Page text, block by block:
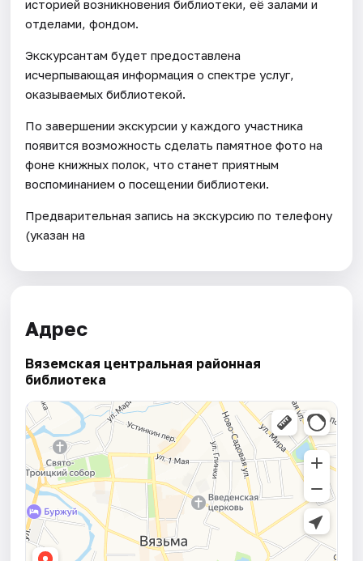
историей возникновения библиотеки, её залами и
отделами, фондом.
Экскурсантам будет предоставлена
исчерпывающая информация о спектре услуг,
оказываемых библиотекой.
По завершении экскурсии у каждого участника
появится возможность сделать памятное фото на
фоне книжных полок, что станет приятным
воспоминанием о посещении библиотеки.
Предварительная запись на экскурсию по телефону
(указан на
Адрес
Вяземская центральная районная
библиотека